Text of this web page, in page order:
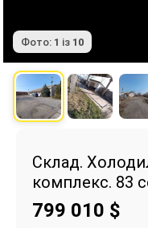
Фото: 1 із 10
Склад.
комплекс. 83
799 010 $